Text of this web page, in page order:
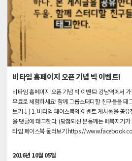
비타임 홈페이지 오픈 기념 빅 이벤트!
비타임 홈페이지 오픈 기념 빅 이벤트! 강남역에서
무료로 체험하세요! 함께 그룹스터디할 친구들을 태
보기↓) 1. 비타임 페이스북의 이벤트 게시물을 공유
을 댓글에 태그한다. (당첨되신 분들께는 페북지기
타임 페이스북 둘러보기 https://
2016년 10월 05일